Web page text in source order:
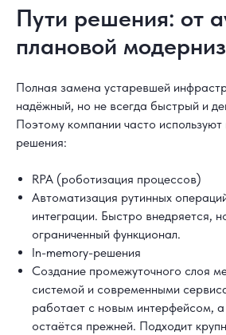
Пути решения: от
плановой
Полная замена устаревшей
надёжный, но не всегда быстрый и
Поэтому компании часто
решения:
RPA (роботизация процессов)
Автоматизация рутинных
интеграции. Быстро внедряется,
ограниченный функционал.
In-memory-решения
Создание промежуточного слоя
системой и современными
работает с новым интерфейсом,
остаётся прежней. Подходит